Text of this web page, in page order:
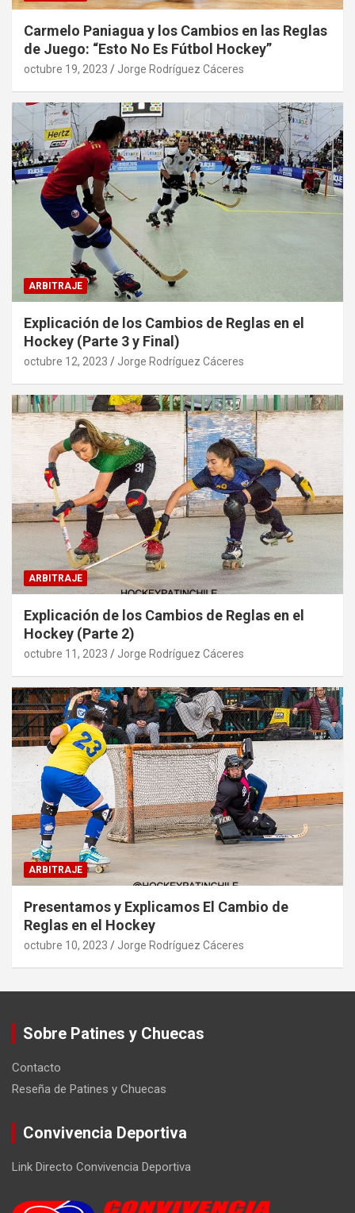
Carmelo Paniagua y los Cambios en las Reglas
de Juego: “Esto No Es Fútbol Hockey”
octubre 19, 2023 Jorge Rodríguez Cáceres
ARBITRAJE
Explicación de los Cambios de Reglas en el
Hockey (Parte 3 y Final)
octubre 12, 2023 Jorge Rodríguez Cáceres
ARBITRAJE
Explicación de los Cambios de Reglas en el
Hockey (Parte 2)
octubre 11, 2023 Jorge Rodríguez Cáceres
ARBITRAJE
Presentamos y Explicamos El Cambio de
Reglas en el Hockey
octubre 10, 2023 Jorge Rodríguez Cáceres
Sobre Patines y Chuecas
Contacto
Reseña de Patines y Chuecas
Convivencia Deportiva
Link Directo Convivencia Deportiva